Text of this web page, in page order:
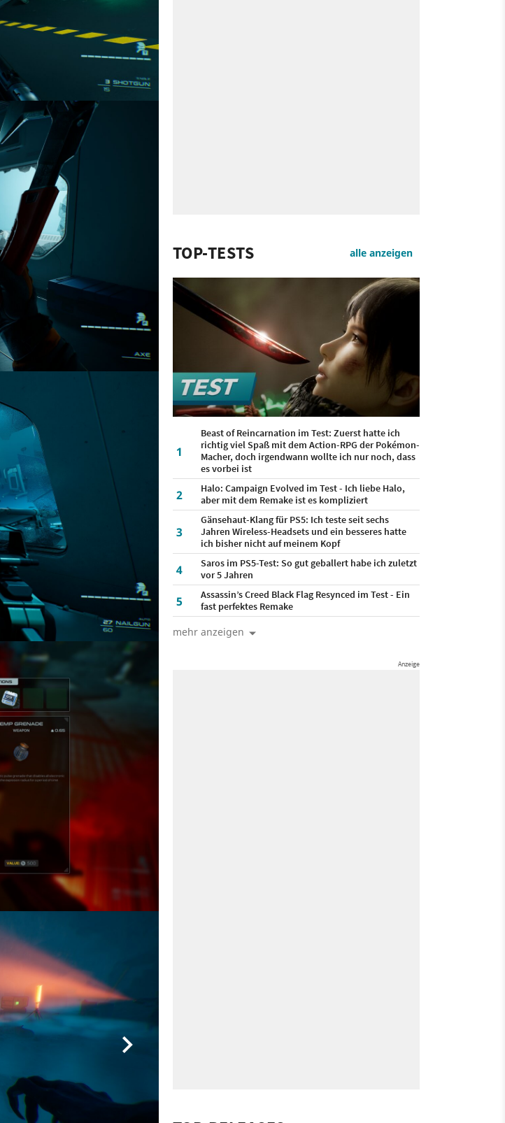
TOP-TESTS alle anzeigen
1
Beast of Reincarnation im Test: Zuerst hatte ich
richtig viel Spaß mit dem Action-RPG der Pokémon-
Macher, doch irgendwann wollte ich nur noch, dass
es vorbei ist
2
Halo: Campaign Evolved im Test - Ich liebe Halo,
aber mit dem Remake ist es kompliziert
3
Gänsehaut-Klang für PS5: Ich teste seit sechs
Jahren Wireless-Headsets und ein besseres hatte
ich bisher nicht auf meinem Kopf
4
Saros im PS5-Test: So gut geballert habe ich zuletzt
vor 5 Jahren
5
Assassin’s Creed Black Flag Resynced im Test - Ein
fast perfektes Remake
mehr anzeigen